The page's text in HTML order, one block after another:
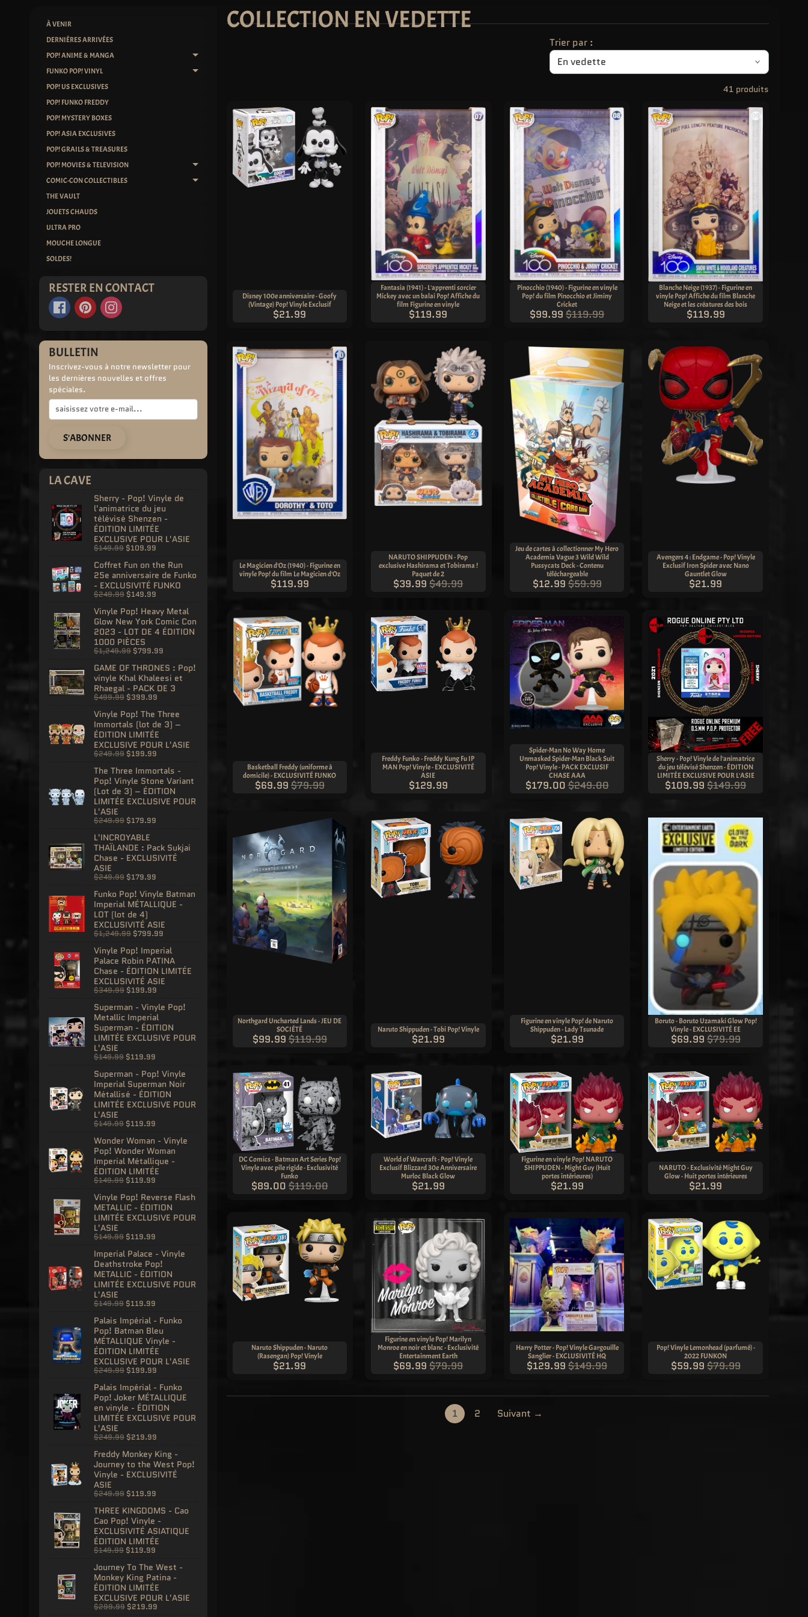
À VENIR
DERNIÈRES ARRIVÉES
POP! ANIME & MANGA
EXPAND CHILD MENU
FUNKO POP! VINYL EXPAND CHILD MENU
POP! US EXCLUSIVES
POP! FUNKO FREDDY
POP! MYSTERY BOXES
POP! ASIA EXCLUSIVES
POP! GRAILS & TREASURES
POP! MOVIES & TELEVISION
EXPAND CHILD MENU
COMIC-CON COLLECTIBLES EXPAND CHILD MENU
THE VAULT
JOUETS CHAUDS
ULTRA PRO
MOUCHE LONGUE
SOLDES!
RESTER EN CONTACT
BULLETIN
Inscrivez-vous à notre newsletter pour
les dernières nouvelles et offres
spéciales.
S'ABONNER
LA CAVE
Sherry - Pop! Vinyle de
l'animatrice du jeu
télévisé Shenzen -
ÉDITION LIMITÉE
EXCLUSIVE POUR L'ASIE
$149.99 $109.99
Coffret Fun on the Run
25e anniversaire de Funko
- EXCLUSIVITÉ FUNKO
$249.99 $149.99
Vinyle Pop! Heavy Metal
Glow New York Comic Con
2023 - LOT DE 4 ÉDITION
1000 PIÈCES
$1,249.99 $799.99
GAME OF THRONES : Pop!
vinyle Khal Khaleesi et
Rhaegal - PACK DE 3
$499.99 $399.99
Vinyle Pop! The Three
Immortals (lot de 3) –
ÉDITION LIMITÉE
EXCLUSIVE POUR L'ASIE
$249.99 $199.99
The Three Immortals -
Pop! Vinyle Stone Variant
(Lot de 3) – ÉDITION
LIMITÉE EXCLUSIVE POUR
L'ASIE
$249.99 $179.99
L'INCROYABLE
THAÏLANDE : Pack Sukjai
Chase - EXCLUSIVITÉ
ASIE
$249.99 $179.99
Funko Pop! Vinyle Batman
Imperial MÉTALLIQUE -
LOT (lot de 4)
EXCLUSIVITÉ ASIE
$1,249.99 $799.99
Vinyle Pop! Imperial
Palace Robin PATINA
Chase - ÉDITION LIMITÉE
EXCLUSIVITÉ ASIE
$349.99 $199.99
Superman - Vinyle Pop!
Metallic Imperial
Superman - ÉDITION
LIMITÉE EXCLUSIVE POUR
L'ASIE
$149.99 $119.99
Superman - Pop! Vinyle
Imperial Superman Noir
Métallisé - ÉDITION
LIMITÉE EXCLUSIVE POUR
L'ASIE
$149.99 $119.99
Wonder Woman - Vinyle
Pop! Wonder Woman
Imperial Métallique -
ÉDITION LIMITÉE
$149.99 $119.99
Vinyle Pop! Reverse Flash
METALLIC - ÉDITION
LIMITÉE EXCLUSIVE POUR
L'ASIE
$149.99 $119.99
Imperial Palace - Vinyle
Deathstroke Pop!
METALLIC - ÉDITION
LIMITÉE EXCLUSIVE POUR
L'ASIE
$149.99 $119.99
Palais Impérial - Funko
Pop! Batman Bleu
MÉTALLIQUE Vinyle -
ÉDITION LIMITÉE
EXCLUSIVE POUR L'ASIE
$249.99 $199.99
Palais Impérial - Funko
Pop! Joker MÉTALLIQUE
en vinyle - ÉDITION
LIMITÉE EXCLUSIVE POUR
L'ASIE
$249.99 $219.99
Freddy Monkey King -
Journey to the West Pop!
Vinyle - EXCLUSIVITÉ
ASIE
$249.99 $119.99
THREE KINGDOMS - Cao
Cao Pop! Vinyle -
EXCLUSIVITÉ ASIATIQUE
ÉDITION LIMITÉE
$149.99 $119.99
Journey To The West -
Monkey King Patina -
ÉDITION LIMITÉE
EXCLUSIVE POUR L'ASIE
$299.99 $219.99
COLLECTION EN VEDETTE
Trier par :
41 produits
Disney 100e anniversaire - Goofy
(Vintage) Pop! Vinyle Exclusif
$21.99
Fantasia (1941) - L'apprenti sorcier
Mickey avec un balai Pop! Affiche du
film Figurine en vinyle
$119.99
Pinocchio (1940) - Figurine en vinyle
Pop! du film Pinocchio et Jiminy
Cricket
$99.99 $119.99
Blanche Neige (1937) - Figurine en
vinyle Pop! Affiche du film Blanche
Neige et les créatures des bois
$119.99
Le Magicien d'Oz (1940) - Figurine en
vinyle Pop! du film Le Magicien d'Oz
$119.99
NARUTO SHIPPUDEN - Pop
exclusive Hashirama et Tobirama !
Paquet de 2
$39.99 $49.99
Jeu de cartes à collectionner My Hero
Academia Vague 3 Wild Wild
Pussycats Deck - Contenu
téléchargeable
$12.99$59.99
Avengers 4 : Endgame - Pop! Vinyle
Exclusif Iron Spider avec Nano
Gauntlet Glow
$21.99
Basketball Freddy (uniforme à
domicile) - EXCLUSIVITÉ FUNKO
$69.99 $79.99
Freddy Funko - Freddy Kung Fu IP
MAN Pop! Vinyle - EXCLUSIVITÉ
ASIE
$129.99
Spider-Man No Way Home
Unmasked Spider-Man Black Suit
Pop! Vinyle - PACK EXCLUSIF
CHASE AAA
$179.00$249.00
Sherry - Pop! Vinyle de l'animatrice
du jeu télévisé Shenzen - ÉDITION
LIMITÉE EXCLUSIVE POUR L'ASIE
$109.99 $149.99
Northgard Uncharted Lands - JEU DE
SOCIÉTÉ
$99.99 $119.99
Naruto Shippuden - Tobi Pop! Vinyle
$21.99
Figurine en vinyle Pop! de Naruto
Shippuden - Lady Tsunade
$21.99
Boruto - Boruto Uzamaki Glow Pop!
Vinyle - EXCLUSIVITÉ EE
$69.99 $79.99
DC Comics - Batman Art Series Pop!
Vinyle avec pile rigide - Exclusivité
Funko
$89.00 $119.00
World of Warcraft - Pop! Vinyle
Exclusif Blizzard 30e Anniversaire
Murloc Black Glow
$21.99
Figurine en vinyle Pop! NARUTO
SHIPPUDEN - Might Guy (Huit
portes intérieures)
$21.99
NARUTO - Exclusivité Might Guy
Glow - Huit portes intérieures
$21.99
Naruto Shippuden - Naruto
(Rasengan) Pop! Vinyle
$21.99
Figurine en vinyle Pop! Marilyn
Monroe en noir et blanc - Exclusivité
Entertainment Earth
$69.99 $79.99
Harry Potter - Pop! Vinyle Gargouille
Sanglier - EXCLUSIVITÉ HQ
$129.99 $149.99
Pop! Vinyle Lemonhead (parfumé) -
2022 FUNKON
$59.99 $79.99
1 2 Suivant →